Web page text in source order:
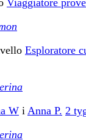
Esploratore
W i Anna P. 2